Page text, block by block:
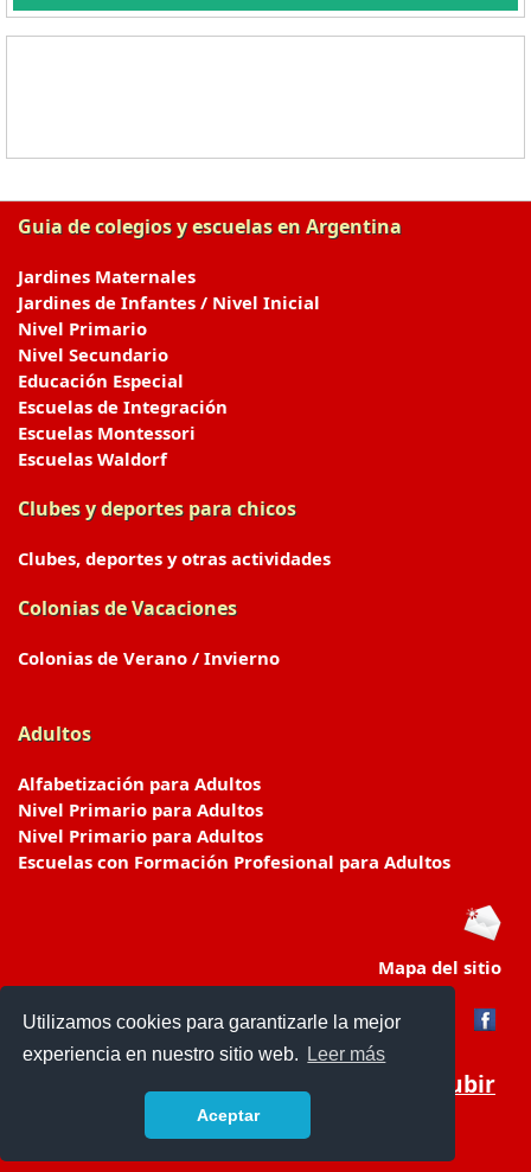
Utilizamos cookies para garantizarle la mejor
experiencia en nuestro sitio web.
Leer más
Aceptar
Guia de colegios y escuelas en Argentina
Jardines Maternales
Jardines de Infantes / Nivel Inicial
Nivel Primario
Nivel Secundario
Educación Especial
Escuelas de Integración
Escuelas Montessori
Escuelas Waldorf
Clubes y deportes para chicos
Clubes, deportes y otras actividades
Colonias de Vacaciones
Colonias de Verano / Invierno
Adultos
Alfabetización para Adultos
Nivel Primario para Adultos
Nivel Primario para Adultos
Escuelas con Formación Profesional para Adultos
Mapa del sitio
Subir